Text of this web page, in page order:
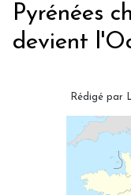
Pyrénées
devient
Rédigé par